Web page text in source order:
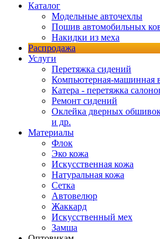
Каталог
Модельные авточехлы
Пошив автомобильных
Накидки из меха
Распродажа
Услуги
Перетяжка сидений
Компьютерная-машинная
Катера - перетяжка
Ремонт сидений
Оклейка дверных
и др.
Материалы
Флок
Эко кожа
Искусственная кожа
Натуральная кожа
Сетка
Автовелюр
Жаккард
Искусственный мех
Замша